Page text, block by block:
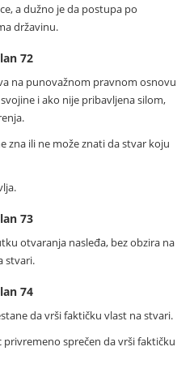
a dužno je da postupa po
državinu.
72
na punovažnom pravnom osnovu
i ako nije pribavljena silom,
zna ili ne može znati da stvar koju
73
otvaranja nasleđa, bez obzira na
stvari.
74
da vrši faktičku vlast na stvari.
privremeno sprečen da vrši faktičku